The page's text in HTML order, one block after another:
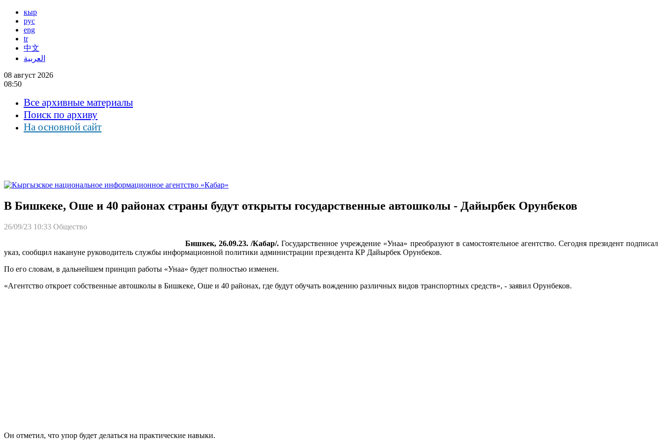
кыр
рус
eng
tr
中文
العربية
08 август 2026
08:50
Все архивные материалы
Поиск по архиву
На основной сайт
В Бишкеке, Оше и 40 районах страны будут открыты государственные автошколы - Дайырбек Орунбеков
26/09/23 10:33 Общество
Бишкек, 26.09.23. /Кабар/. Государственное учреждение «Унаа» преобразуют в самостоятельное агентство. Сегодня президент подписал
указ, сообщил накануне руководитель службы информационной политики администрации президента КР Дайырбек Орунбеков.
По его словам, в дальнейшем принцип работы «Унаа» будет полностью изменен.
«Агентство откроет собственные автошколы в Бишкеке, Оше и 40 районах, где будут обучать вождению различных видов транспортных средств», - заявил Орунбеков.
Он отметил, что упор будет делаться на практические навыки.